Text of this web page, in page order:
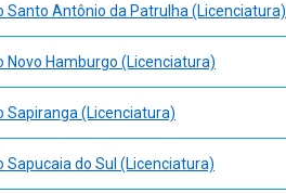
Santo Antônio da Patrulha (Licenciatura)
Novo Hamburgo (Licenciatura)
Sapiranga (Licenciatura)
Sapucaia do Sul (Licenciatura)